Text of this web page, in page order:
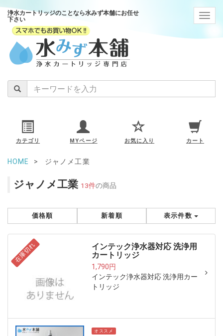
浄水カートリッジのことなら水みず本舗にお任せ
下さい
カテゴリ MYページ お気に入り カート
HOME ジャノメ工業
ジャノメ工業 13件の商品
価格順 新着順 表示件数
在庫切れ
インテック浄水器対応 洗浄用
カートリッジ
1,790円
インテック浄水器対応 洗浄用カー
トリッジ
オススメ